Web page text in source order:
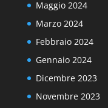
Maggio 2024
Marzo 2024
Febbraio 2024
Gennaio 2024
Dicembre 2023
Novembre 2023